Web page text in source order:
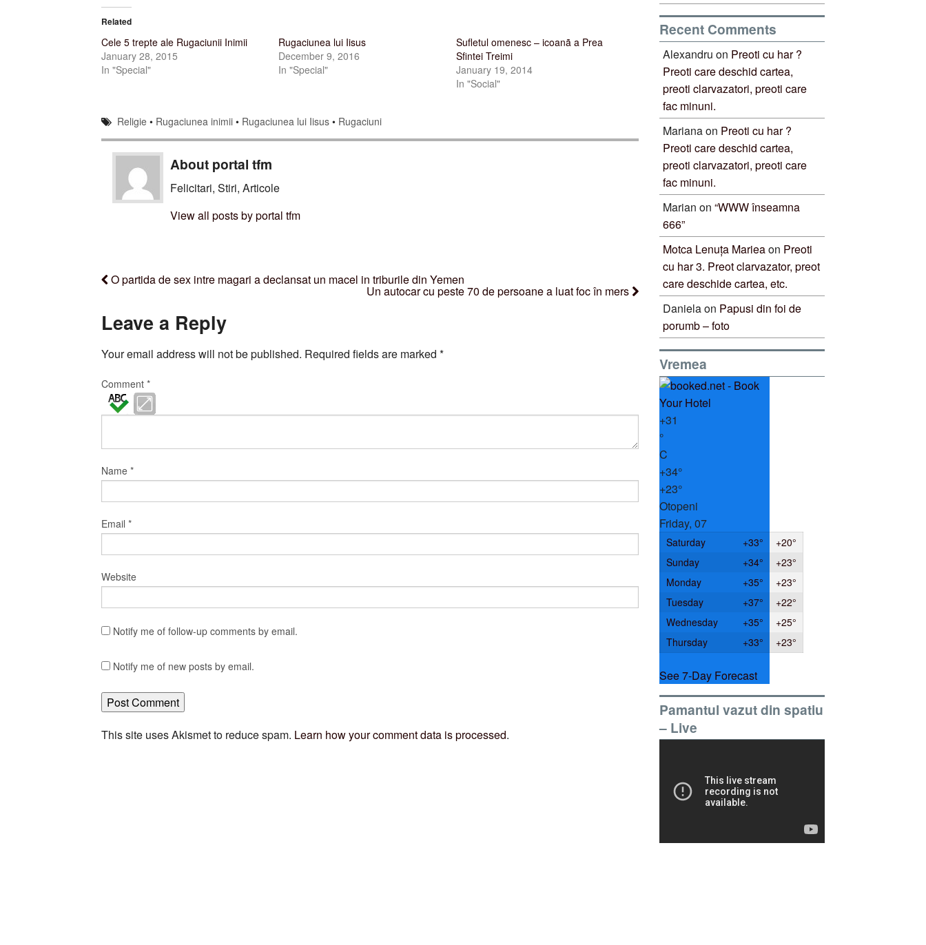
Related
Cele 5 trepte ale Rugaciunii Inimii
January 28, 2015
In "Special"
Rugaciunea lui Iisus
December 9, 2016
In "Special"
Sufletul omenesc – icoanã a Prea
Sfintei Treimi
January 19, 2014
In "Social"
Religie • Rugaciunea inimii • Rugaciunea lui Iisus • Rugaciuni
About portal tfm
Felicitari, Stiri, Articole
View all posts by portal tfm
O partida de sex intre magari a declansat un macel in triburile din Yemen
Un autocar cu peste 70 de persoane a luat foc în mers
Leave a Reply
Your email address will not be published. Required fields are marked *
Comment *
Name *
Email *
Website
Notify me of follow-up comments by email.
Notify me of new posts by email.
This site uses Akismet to reduce spam. Learn how your comment data is processed.
Recent Comments
Alexandru on Preoti cu har ?
Preoti care deschid cartea,
preoti clarvazatori, preoti care
fac minuni.
Marianaon Preoti cu har ?
Preoti care deschid cartea,
preoti clarvazatori, preoti care
fac minuni.
Marian on “WWW înseamna
666”
Motca Lenuța Marieaon Preoti
cu har 3. Preot clarvazator, preot
care deschide cartea, etc.
Danielaon Papusi din foi de
porumb – foto
Vremea
+31
°
C
+34°
+23°
Otopeni
Friday, 07
Saturday +33° +20°
Sunday
+34° +23°
Monday
+35° +23°
Tuesday
+37° +22°
Wednesday
+35° +25°
Thursday
+33° +23°
See 7-Day Forecast
Pamantul vazut din spatiu
– Live